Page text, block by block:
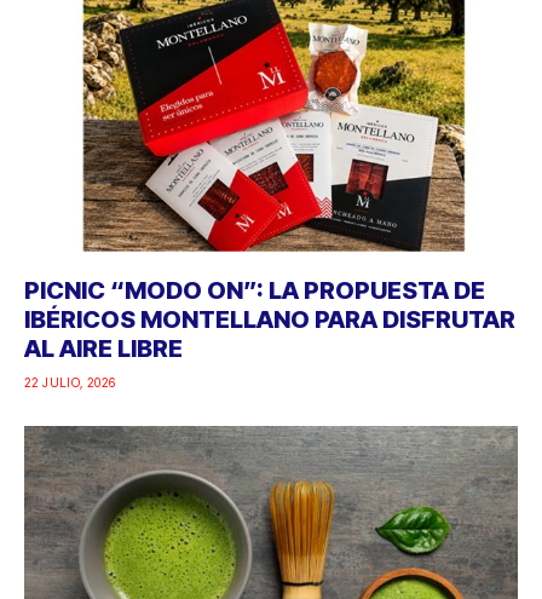
PICNIC “MODO ON”: LA PROPUESTA DE
IBÉRICOS MONTELLANO PARA DISFRUTAR
AL AIRE LIBRE
22 JULIO, 2026